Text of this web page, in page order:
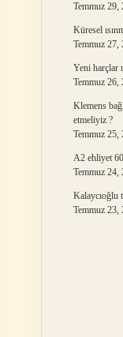
Temmuz 29,
Küresel
Temmuz 27,
Yeni harçlar
Temmuz 26,
Klemens
etmeliyiz ?
Temmuz 25,
A2 ehliyet
Temmuz 24,
Kalaycıoğlu
Temmuz 23,